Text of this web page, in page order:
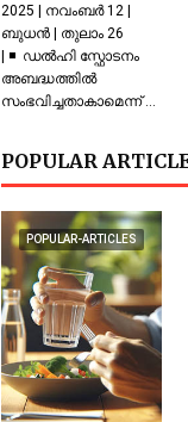
2025 | നവംബർ 12 |
ബുധൻ | തുലാം 26
| ◾ ഡല്‍ഹി സ്ഫോടനം
അബദ്ധത്തില്‍
സംഭവിച്ചതാകാമെന്ന് …
POPULAR
POPULAR-ARTICLES